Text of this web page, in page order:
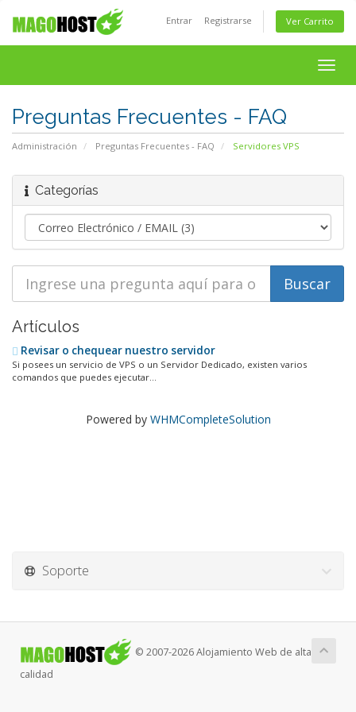
Entrar Registrarse Ver Carrito
Preguntas Frecuentes - FAQ
Administración Preguntas Frecuentes - FAQ Servidores VPS
Categorías
Artículos
Revisar o chequear nuestro servidor
Si posees un servicio de VPS o un Servidor Dedicado, existen varios
comandos que puedes ejecutar...
Powered by WHMCompleteSolution
Soporte
© 2007-2026 Alojamiento Web de alta
calidad